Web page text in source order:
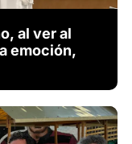
al ver al
emoción,